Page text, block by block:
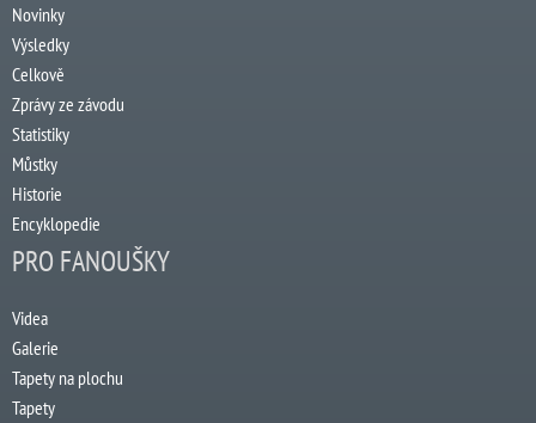
Novinky
Výsledky
Celkově
Zprávy ze závodu
Statistiky
Můstky
Historie
Encyklopedie
PRO FANOUŠKY
Videa
Galerie
Tapety na plochu
Tapety